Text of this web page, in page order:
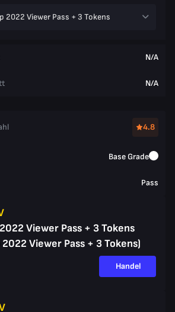
2022 Viewer Pass + 3 Tokens
N/A
N/A
4.8
Base Grade
Pass
Viewer Pass + 3 Tokens
(Antwerp 2022 Viewer Pass + 3 Tokens)
Handel